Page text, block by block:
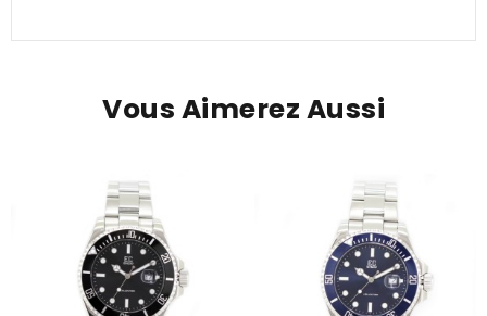
Vous Aimerez Aussi